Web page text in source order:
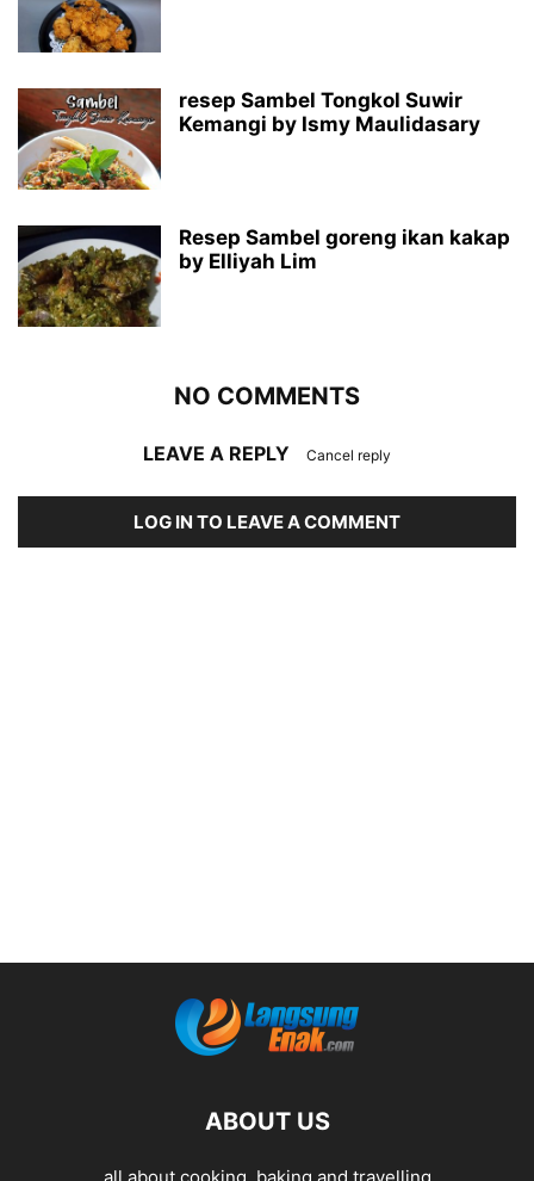
resep Sambel Tongkol Suwir
Kemangi by Ismy Maulidasary
Resep Sambel goreng ikan kakap
by Elliyah Lim
NO COMMENTS
LEAVE A REPLY Cancel reply
LOG IN TO LEAVE A COMMENT
ABOUT US